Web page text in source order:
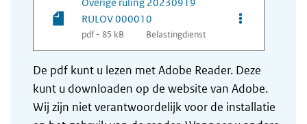
RULOV 000010
pdf - 85 kB Belastingdienst
Opties van
De pdf kunt u lezen met Adobe Reader. Deze
kunt u downloaden op de website van Adobe.
Wij zijn niet verantwoordelijk voor de installatie